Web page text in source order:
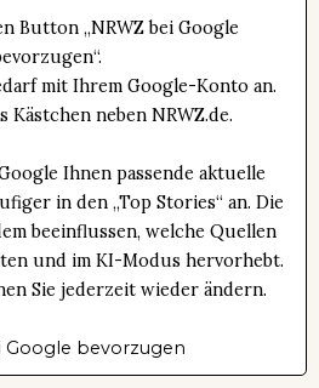
Button „NRWZ bei Google
mit Ihrem Google-Konto an.
Kästchen neben NRWZ.de.
Ihnen passende aktuelle
in den „Top Stories“ an. Die
beeinflussen, welche Quellen
und im KI-Modus hervorhebt.
Sie jederzeit wieder ändern.
Google bevorzugen